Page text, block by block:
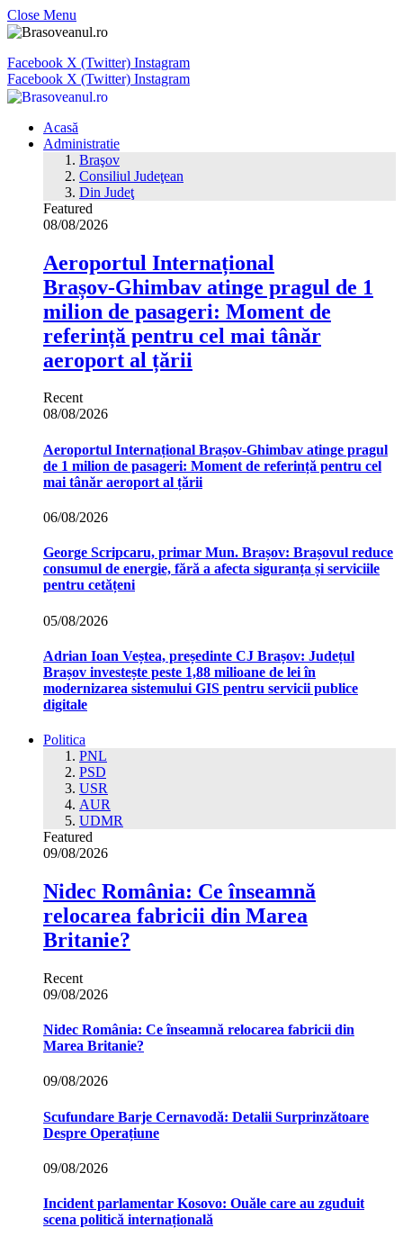
Close Menu
Facebook X (Twitter) Instagram
Facebook X (Twitter) Instagram
Acasă
Administratie
Braşov
Consiliul Judeţean
Din Judeţ
Featured
08/08/2026
Aeroportul Internațional
Brașov‑Ghimbav atinge pragul de 1
milion de pasageri: Moment de
referință pentru cel mai tânăr
aeroport al țării
Recent
08/08/2026
Aeroportul Internațional Brașov‑Ghimbav atinge pragul
de 1 milion de pasageri: Moment de referință pentru cel
mai tânăr aeroport al țării
06/08/2026
George Scripcaru, primar Mun. Brașov: Brașovul reduce
consumul de energie, fără a afecta siguranța și serviciile
pentru cetățeni
05/08/2026
Adrian Ioan Veștea, președinte CJ Brașov: Județul
Brașov investește peste 1,88 milioane de lei în
modernizarea sistemului GIS pentru servicii publice
digitale
Politica
PNL
PSD
USR
AUR
UDMR
Featured
09/08/2026
Nidec România: Ce înseamnă
relocarea fabricii din Marea
Britanie?
Recent
09/08/2026
Nidec România: Ce înseamnă relocarea fabricii din
Marea Britanie?
09/08/2026
Scufundare Barje Cernavodă: Detalii Surprinzătoare
Despre Operațiune
09/08/2026
Incident parlamentar Kosovo: Ouăle care au zguduit
scena politică internațională